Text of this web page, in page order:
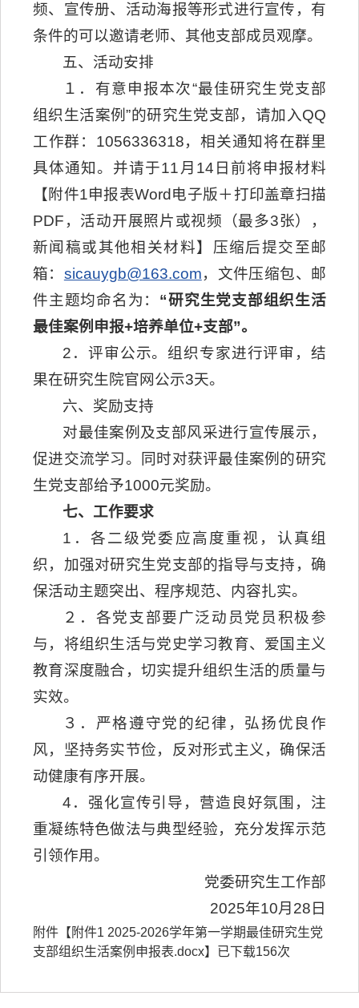
频、宣传册、活动海报等形式进行宣传，有
条件的可以邀请老师、其他支部成员观摩。
五、活动安排
１．有意申报本次“最佳研究生党支部
组织生活案例”的研究生党支部，请加入QQ
工作群：1056336318，相关通知将在群里
具体通知。并请于11月14日前将申报材料
【附件1申报表Word电子版＋打印盖章扫描
PDF，活动开展照片或视频（最多3张），
新闻稿或其他相关材料】压缩后提交至邮
箱： sicauygb@163.com，文件压缩包、邮
件主题均命名为： “研究生党支部组织生活
最佳案例申报+培养单位+支部”。
2．评审公示。组织专家进行评审，结
果在研究生院官网公示3天。
六、奖励支持
对最佳案例及支部风采进行宣传展示，
促进交流学习。同时对获评最佳案例的研究
生党支部给予1000元奖励。
七、工作要求
1．各二级党委应高度重视，认真组
织，加强对研究生党支部的指导与支持，确
保活动主题突出、程序规范、内容扎实。
２．各党支部要广泛动员党员积极参
与，将组织生活与党史学习教育、爱国主义
教育深度融合，切实提升组织生活的质量与
实效。
３．严格遵守党的纪律，弘扬优良作
风，坚持务实节俭，反对形式主义，确保活
动健康有序开展。
4．强化宣传引导，营造良好氛围，注
重凝练特色做法与典型经验，充分发挥示范
引领作用。
党委研究生工作部
2025年10月28日
附件【 附件1 2025-2026学年第一学期最佳研究生党
支部组织生活案例申报表.docx】已下载156次